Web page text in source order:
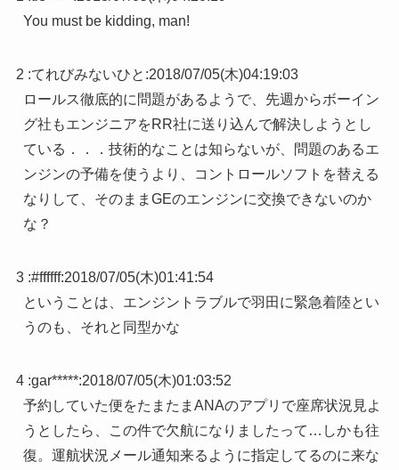
You must be kidding, man!
2 :てれびみないひと :2018/07/05(木)04:19:03
ロールス徹底的に問題があるようで、先週からボーイン
グ社もエンジニアをRR社に送り込んで解決しようとし
ている．．．技術的なことは知らないが、問題のあるエ
ンジンの予備を使うより、コントロールソフトを替える
なりして、そのままGEのエンジンに交換できないのか
な？
3 :#ffffff:2018/07/05(木)01:41:54
ということは、エンジントラブルで羽田に緊急着陸とい
うのも、それと同型かな
4 :gar*****:2018/07/05(木)01:03:52
予約していた便をたまたまANAのアプリで座席状況見よ
うとしたら、この件で欠航になりましたって…しかも往
復。運航状況メール通知来るように指定してるのに来な